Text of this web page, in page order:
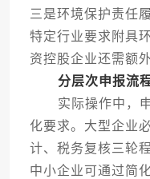
三是环境保护责任
特定行业要求附具
资控股企业还需额
分层次申报流
实际操作中，申
化要求。大型企业
计、税务复核三轮
中小企业可通过简